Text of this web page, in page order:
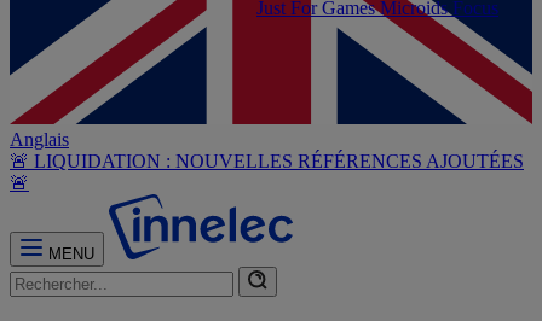
Anglais
🚨 LIQUIDATION : NOUVELLES RÉFÉRENCES AJOUTÉES
🚨
MENU
Just For GamesMicroids Focus